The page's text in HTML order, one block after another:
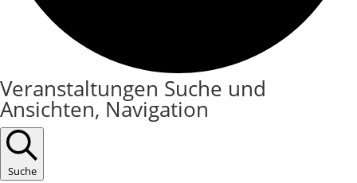
Veranstaltungen Suche und
Ansichten, Navigation
Suche